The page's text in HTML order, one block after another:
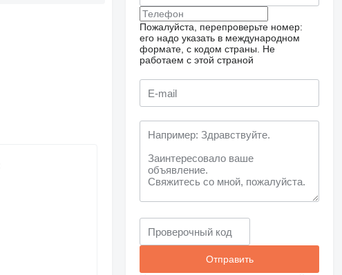
Пожалуйста, перепроверьте номер:
его надо указать в международном
формате, с кодом страны.
Не
работаем с этой страной